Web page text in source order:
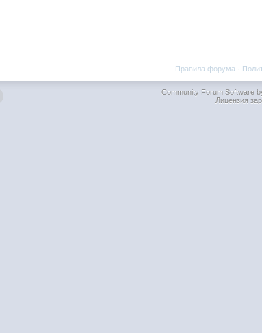
Правила форума ·
Community Forum Software
Лицензия